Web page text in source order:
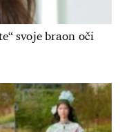
svoje braon oči